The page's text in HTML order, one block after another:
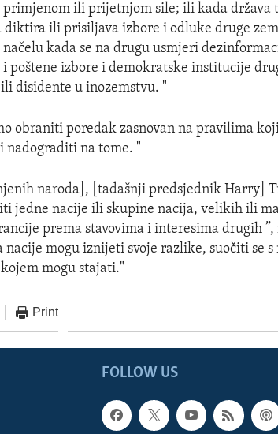
ili prijetnjom sile; ili kada država
diktira ili prisiljava izbore i odluke druge
kada se na drugu usmjeri
poštene izbore i demokratske institucije
disidente u inozemstvu. "
obraniti poredak zasnovan na pravilima
nadograditi na tome. "
naroda], [tadašnji predsjednik Harry]
jedne nacije ili skupine nacija, velikih ili
prema stavovima i interesima drugih
nacije mogu iznijeti svoje razlike, suočiti se
mogu stajati."
Print
FOLLOW US